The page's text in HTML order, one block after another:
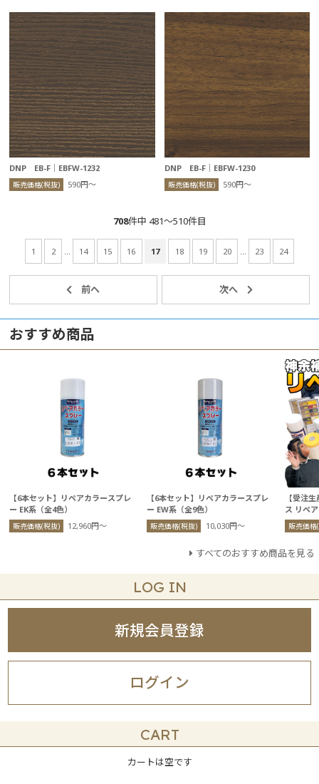
DNP EB-F｜EBFW-1232
販売価格(税抜) 590円〜
DNP EB-F｜EBFW-1230
販売価格(税抜) 590円〜
708件中 481〜510件目
1 2 ... 14 15 16 17 18 19 20 ... 23 24
おすすめ商品
【6本セット】リペアカラースプレ
ー EK系（全4色）
販売価格(税抜) 12,960円〜
【6本セット】リペアカラースプレ
ー EW系（全9色）
販売価格(税抜) 10,030円〜
【受注
ス リペ
販売価格
すべてのおすすめ商品を見る
LOG IN
ログイン
新規会員登録
CART
カートは空です